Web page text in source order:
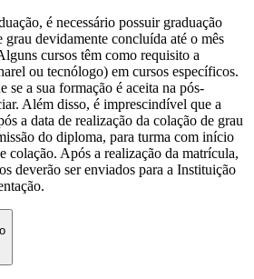
é necessário possuir graduação
devidamente concluída até o mês
cursos têm como requisito a
ou tecnólogo) em cursos específicos.
se a sua formação é aceita na pós-
Além disso, é imprescindível que a
a data de realização da colação de grau
do diploma, para turma com início
colação. Após a realização da matrícula,
deverão ser enviados para a Instituição